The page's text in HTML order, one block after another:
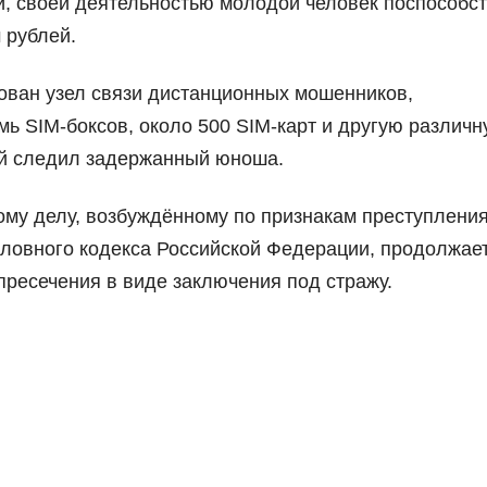
узел связи дистанционных мошенников,
SIM-боксов, около 500 SIM-карт и другую
следил задержанный юноша.
делу, возбуждённому по признакам
кодекса Российской Федерации,
в виде заключения под стражу.